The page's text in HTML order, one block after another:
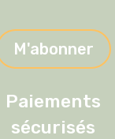
M'abonner
Paiements
sécurisés